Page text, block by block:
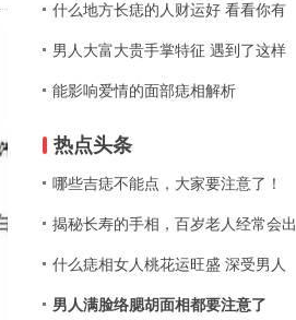
什么地方长痣的人财运好 看看你有
男人大富大贵手掌特征 遇到了这样
能影响爱情的面部痣相解析
热点头条
哪些吉痣不能点，大家要注意了！
揭秘长寿的手相，百岁老人经常会出
什么痣相女人桃花运旺盛 深受男人
男人满脸络腮胡面相都要注意了